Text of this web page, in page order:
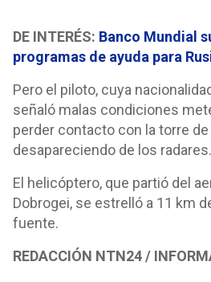
DE INTERÉS: Banco Mundial
programas de ayuda para
Pero el piloto, cuya
señaló malas condiciones
perder contacto con la torre
desapareciendo de los radares.
El helicóptero, que partió del
Dobrogei, se estrelló a 11 km
fuente.
REDACCIÓN NTN24 /